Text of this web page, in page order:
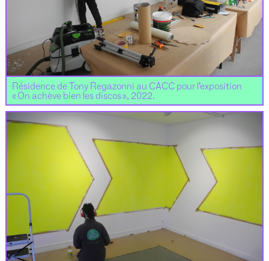
Résidence de Tony Regazonni au CACC pour l’exposition
« On achève bien les discos », 2022.